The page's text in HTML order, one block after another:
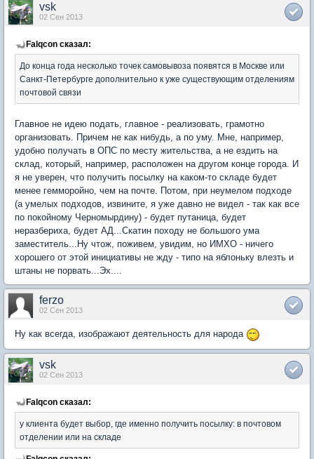
vsk
02 Сен 2013
Falqcon сказал:
До конца года несколько точек самовывоза появятся в Москве или
Санкт-Петербурге дополнительно к уже существующим отделениям
почтовой связи
Главное не идею подать, главное - реализовать, грамотно
организовать. Причем не как нибудь, а по уму. Мне, например,
удобно получать в ОПС по месту жительства, а не ездить на
склад, который, например, расположен на другом конце города. И
я не уверен, что получить посылку на каком-то складе будет
менее гемморойно, чем на почте. Потом, при неумелом подходе
(а умелых подходов, извините, я уже давно не видел - так как все
по покойному Черномырдину) - будет путаница, будет
неразбериха, будет АД...Скатин походу не большого ума
заместитель...Ну чтож, поживем, увидим, но ИМХО - ничего
хорошего от этой инициативы не жду - типо на яблоньку влезть и
штаны не порвать...Эх....
ferzo
02 Сен 2013
Ну как всегда, изображают деятельность для народа
vsk
02 Сен 2013
Falqcon сказал:
у клиента будет выбор, где именно получить посылку: в почтовом
отделении или на складе